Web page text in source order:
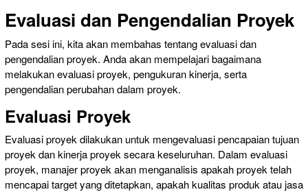
Evaluasi dan Pengendalian Proyek
Pada sesi ini, kita akan membahas tentang evaluasi dan
pengendalian proyek. Anda akan mempelajari bagaimana
melakukan evaluasi proyek, pengukuran kinerja, serta
pengendalian perubahan dalam proyek.
Evaluasi Proyek
Evaluasi proyek dilakukan untuk mengevaluasi pencapaian tujuan
proyek dan kinerja proyek secara keseluruhan. Dalam evaluasi
proyek, manajer proyek akan menganalisis apakah proyek telah
mencapai target yang ditetapkan, apakah kualitas produk atau jasa